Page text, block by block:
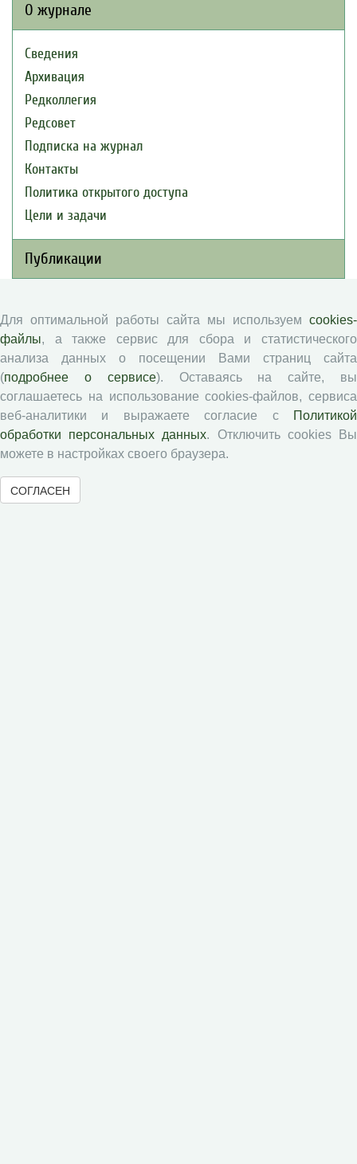
О журнале
Сведения
Архивация
Редколлегия
Редсовет
Подписка на журнал
Контакты
Политика открытого доступа
Цели и задачи
Публикации
Архив
Рубрики
Авторы
Статьи
Подборка статей
Авторам
Правила для авторов
Для оптимальной работы сайта мы используем cookies-
файлы, а также сервис для сбора и статистического
анализа данных о посещении Вами страниц сайта
(подробнее о сервисе). Оставаясь на сайте, вы
соглашаетесь на использование cookies-файлов, сервиса
веб-аналитики и выражаете согласие с
Политикой
обработки персональных данных. Отключить cookies Вы
можете в настройках своего браузера.
СОГЛАСЕН